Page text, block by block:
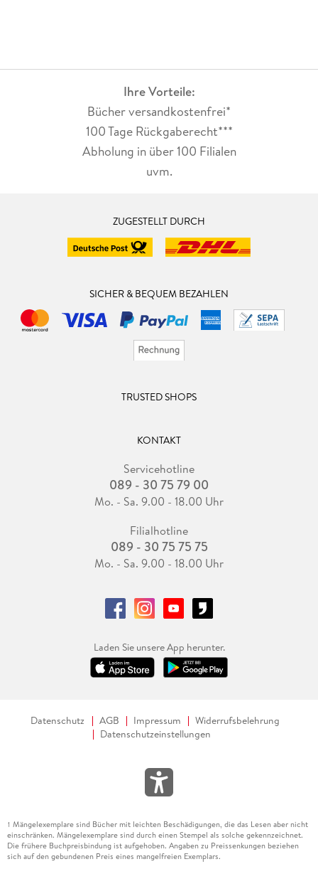
Ihre Vorteile:
Bücher versandkostenfrei*
100 Tage Rückgaberecht***
Abholung in über 100 Filialen
uvm.
ZUGESTELLT DURCH
SICHER & BEQUEM BEZAHLEN
TRUSTED SHOPS
KONTAKT
Servicehotline
089 - 30 75 79 00
Mo. - Sa. 9.00 - 18.00 Uhr
Filialhotline
089 - 30 75 75 75
Mo. - Sa. 9.00 - 18.00 Uhr
Laden Sie unsere App herunter.
Datenschutz AGB Impressum
Widerrufsbelehrung
Datenschutzeinstellungen
1 Mängelexemplare sind Bücher mit leichten Beschädigungen, die das Lesen aber nicht
einschränken. Mängelexemplare sind durch einen Stempel als solche gekennzeichnet.
Die frühere Buchpreisbindung ist aufgehoben. Angaben zu Preissenkungen beziehen
sich auf den gebundenen Preis eines mangelfreien Exemplars.